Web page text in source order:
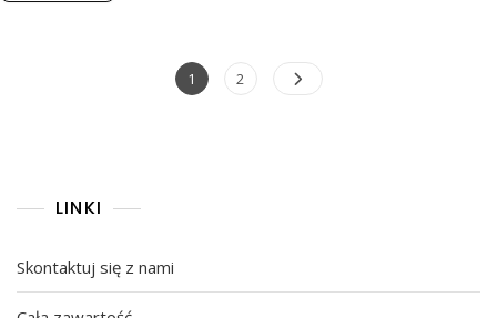
Posts
Page
1 Page
2
LINKI
Skontaktuj się z nami